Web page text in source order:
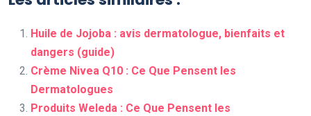
Huile de Jojoba : avis dermatologue, bienfaits et
dangers (guide)
Crème Nivea Q10 : Ce Que Pensent les
Dermatologues
Produits Weleda : Ce Que Pensent les